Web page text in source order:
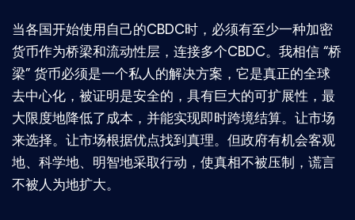
当各国开始使用自己的CBDC时，必须有至少一种加密
货币作为桥梁和流动性层，连接多个CBDC。我相信 “桥
梁” 货币必须是一个私人的解决方案，它是真正的全球
去中心化，被证明是安全的，具有巨大的可扩展性，最
大限度地降低了成本，并能实现即时跨境结算。让市场
来选择。让市场根据优点找到真理。但政府有机会客观
地、科学地、明智地采取行动，使真相不被压制，谎言
不被人为地扩大。